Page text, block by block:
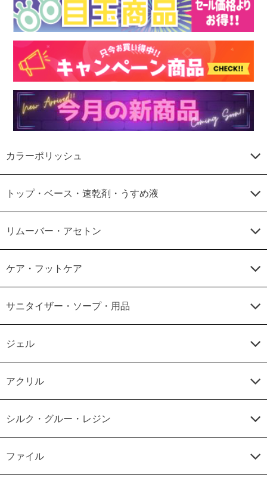
カラーポリッシュ
トップ・ベース・速乾剤・うすめ液
リムーバー・アセトン
ケア・フットケア
サニタイザー・ソープ・用品
ジェル
アクリル
シルク・グルー・レジン
ファイル